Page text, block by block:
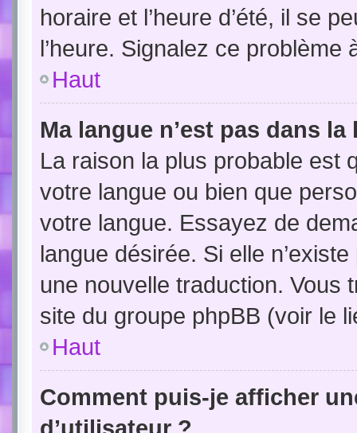
horaire et l’heure d’été, il se
l’heure. Signalez ce problème
Haut
Ma langue n’est pas dans la
La raison la plus probable est
votre langue ou bien que
votre langue. Essayez de
langue désirée. Si elle
une nouvelle traduction. Vous
site du groupe phpBB (voir le
Haut
Comment puis-je afficher